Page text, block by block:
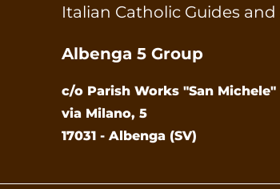
Italian Catholic Guides
Albenga 5 Group
c/o Parish Works "San Michele"
via Milano, 5
17031 - Albenga (SV)